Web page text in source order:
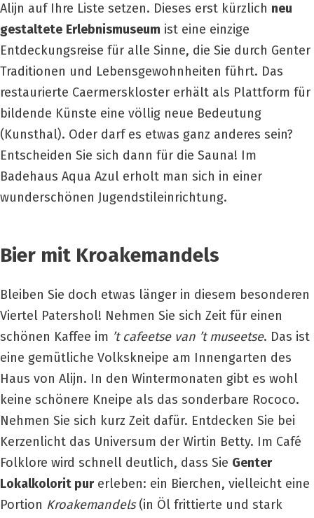
Alijn auf Ihre Liste setzen. Dieses erst kürzlich neu
gestaltete Erlebnismuseum ist eine einzige
Entdeckungsreise für alle Sinne, die Sie durch Genter
Traditionen und Lebensgewohnheiten führt. Das
restaurierte Caermerskloster erhält als Plattform für
bildende Künste eine völlig neue Bedeutung
(Kunsthal). Oder darf es etwas ganz anderes sein?
Entscheiden Sie sich dann für die Sauna! Im
Badehaus Aqua Azul erholt man sich in einer
wunderschönen Jugendstileinrichtung.
Bier mit Kroakemandels
Bleiben Sie doch etwas länger in diesem besonderen
Viertel Patershol! Nehmen Sie sich Zeit für einen
schönen Kaffee im ’t cafeetse van ’t museetse. Das ist
eine gemütliche Volkskneipe am Innengarten des
Haus von Alijn. In den Wintermonaten gibt es wohl
keine schönere Kneipe als das sonderbare Rococo.
Nehmen Sie sich kurz Zeit dafür. Entdecken Sie bei
Kerzenlicht das Universum der Wirtin Betty. Im Café
Folklore wird schnell deutlich, dass Sie Genter
Lokalkolorit purerleben: ein Bierchen, vielleicht eine
Portion Kroakemandels(in Öl frittierte und stark